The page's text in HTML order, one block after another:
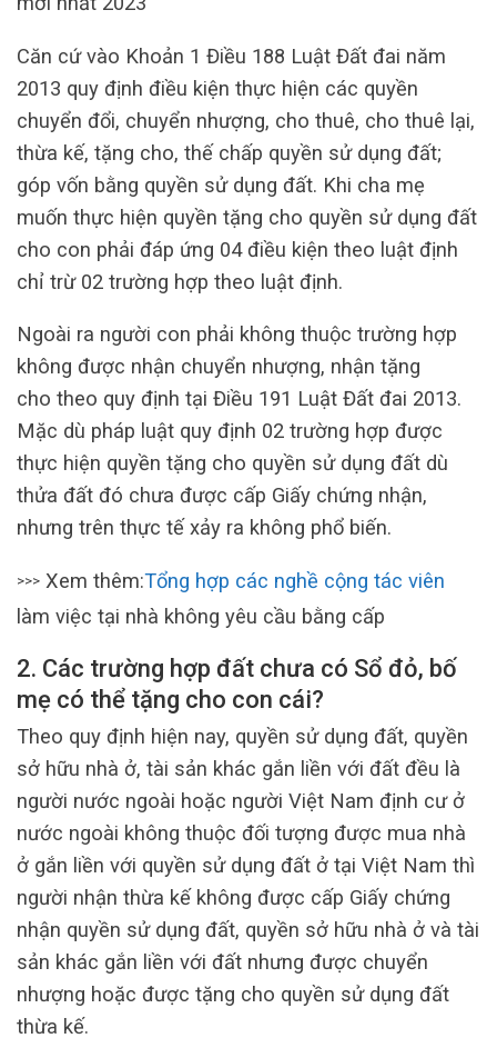
Căn cứ vào Khoản 1 Điều 188 Luật Đất đai năm
2013 quy định điều kiện thực hiện các quyền
chuyển đổi, chuyển nhượng, cho thuê, cho thuê lại,
thừa kế, tặng cho, thế chấp quyền sử dụng đất;
góp vốn bằng quyền sử dụng đất. Khi cha mẹ
muốn thực hiện quyền tặng cho quyền sử dụng đất
cho con phải đáp ứng 04 điều kiện theo luật định
chỉ trừ 02 trường hợp theo luật định.
Ngoài ra người con phải không thuộc trường hợp
không được nhận chuyển nhượng, nhận tặng
cho theo quy định tại Điều 191 Luật Đất đai 2013.
Mặc dù pháp luật quy định 02 trường hợp được
thực hiện quyền tặng cho quyền sử dụng đất dù
thửa đất đó chưa được cấp Giấy chứng nhận,
nhưng trên thực tế xảy ra không phổ biến.
>>> Xem thêm:Tổng hợp các nghề cộng tác viên
làm việc tại nhà không yêu cầu bằng cấp
2. Các trường hợp đất chưa có Sổ đỏ, bố
mẹ có thể tặng cho con cái?
Theo quy định hiện nay, quyền sử dụng đất, quyền
sở hữu nhà ở, tài sản khác gắn liền với đất đều là
người nước ngoài hoặc người Việt Nam định cư ở
nước ngoài không thuộc đối tượng được mua nhà
ở gắn liền với quyền sử dụng đất ở tại Việt Nam thì
người nhận thừa kế không được cấp Giấy chứng
nhận quyền sử dụng đất, quyền sở hữu nhà ở và tài
sản khác gắn liền với đất nhưng được chuyển
nhượng hoặc được tặng cho quyền sử dụng đất
thừa kế.